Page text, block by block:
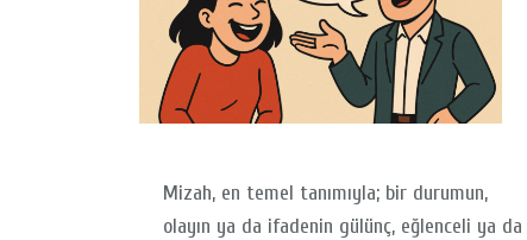
Mizah, en temel tanımıyla; bir durumun,
olayın ya da ifadenin gülünç, eğlenceli ya da